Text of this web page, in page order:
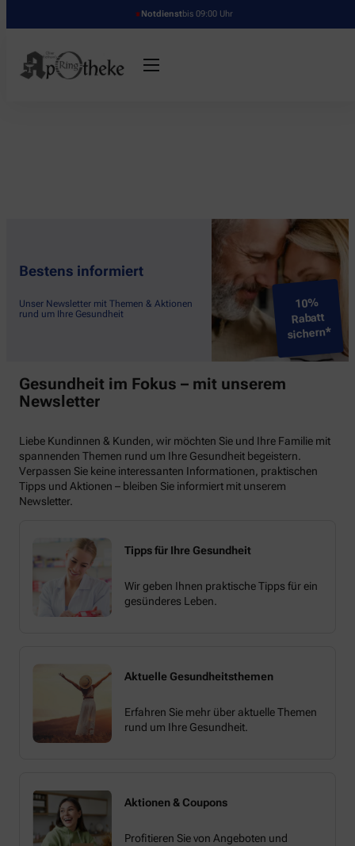
Notdienstbis 09:00 Uhr
Bestens informiert
Unser Newsletter mit Themen & Aktionen
rund um Ihre Gesundheit
10%
Rabatt
sichern*
Gesundheit im Fokus – mit unserem
Newsletter
Liebe Kundinnen & Kunden, wir möchten Sie und Ihre Familie mit
spannenden Themen rund um Ihre Gesundheit begeistern.
Verpassen Sie keine interessanten Informationen, praktischen
Tipps und Aktionen – bleiben Sie informiert mit unserem
Newsletter.
Tipps für Ihre Gesundheit
Wir geben Ihnen praktische Tipps für ein
gesünderes Leben.
Aktuelle Gesundheitsthemen
Erfahren Sie mehr über aktuelle Themen
rund um Ihre Gesundheit.
Aktionen & Coupons
Profitieren Sie von Angeboten und